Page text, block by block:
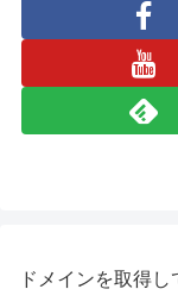
ドメインを取得し